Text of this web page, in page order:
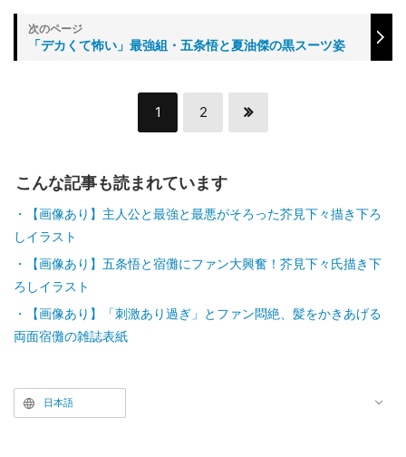
「デカくて怖い」最強組・五条悟と夏油傑の黒スーツ姿
1 2
こんな記事も読まれています
【画像あり】主人公と最強と最悪がそろった芥見下々描き下ろ
しイラスト
【画像あり】五条悟と宿儺にファン大興奮！芥見下々氏描き下
ろしイラスト
【画像あり】「刺激あり過ぎ」とファン悶絶、髪をかきあげる
両面宿儺の雑誌表紙
日本語